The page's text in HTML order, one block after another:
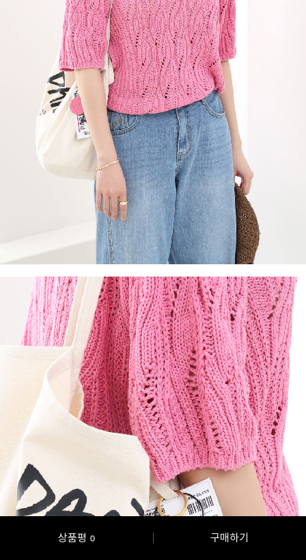
상품평 0 구매하기